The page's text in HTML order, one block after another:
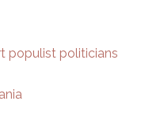
populist politicians